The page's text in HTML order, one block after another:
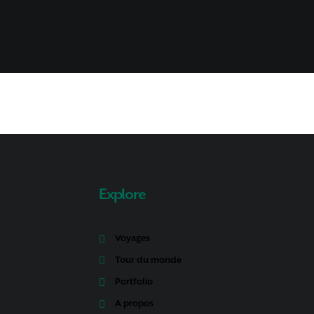
Explore
Voyages
Tour du monde
Portfolio
A propos